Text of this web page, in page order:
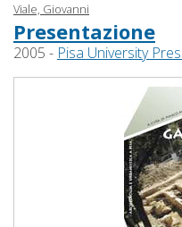
Viale, Giovanni
Presentazione
2005 - Pisa University